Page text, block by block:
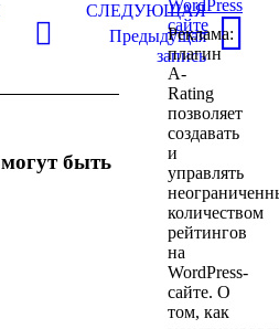
СЛЕДУЮЩАЯ
Следующая
Предыдущая
запись
быть
Нет
заголовка
29.10.2025
Реклама:
плагин
A-
Rating
позволяет
создавать
и
управлять
количеством
рейтингов
на
WordPress-
сайте. О
том, как